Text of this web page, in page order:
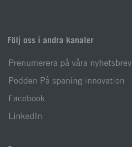
Följ oss i andra kanaler
Prenumerera på våra nyhetsbrev
Podden På spaning innovation
Facebook
LinkedIn